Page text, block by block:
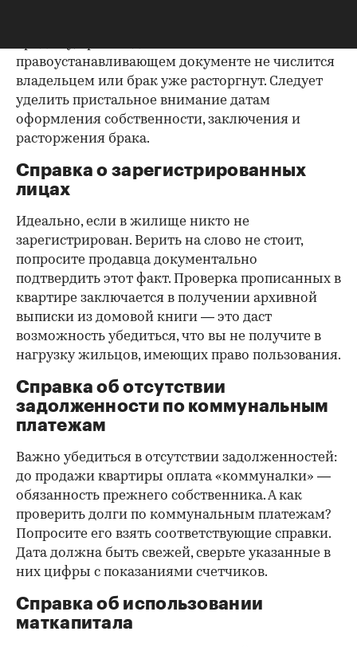
правоустанавливающем документе не числится
владельцем или брак уже расторгнут. Следует
уделить пристальное внимание датам
оформления собственности, заключения и
расторжения брака.
Справка о зарегистрированных
лицах
Идеально, если в жилище никто не
зарегистрирован. Верить на слово не стоит,
попросите продавца документально
подтвердить этот факт. Проверка прописанных в
квартире заключается в получении архивной
выписки из домовой книги — это даст
возможность убедиться, что вы не получите в
нагрузку жильцов, имеющих право пользования.
Справка об отсутствии
задолженности по коммунальным
платежам
Важно убедиться в отсутствии задолженностей:
до продажи квартиры оплата «коммуналки» —
обязанность прежнего собственника. А как
проверить долги по коммунальным платежам?
Попросите его взять соответствующие справки.
Дата должна быть свежей, сверьте указанные в
них цифры с показаниями счетчиков.
Справка об использовании
маткапитала